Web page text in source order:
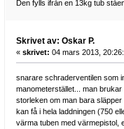
Den fylls ifrån en 13kg tub
Skrivet av: Oskar P.
« skrivet: 04 mars 2013,
snarare schraderventilen som
manometerstället... man
storleken om man bara
kan få i hela laddningen (750
värma tuben med värmepistol,